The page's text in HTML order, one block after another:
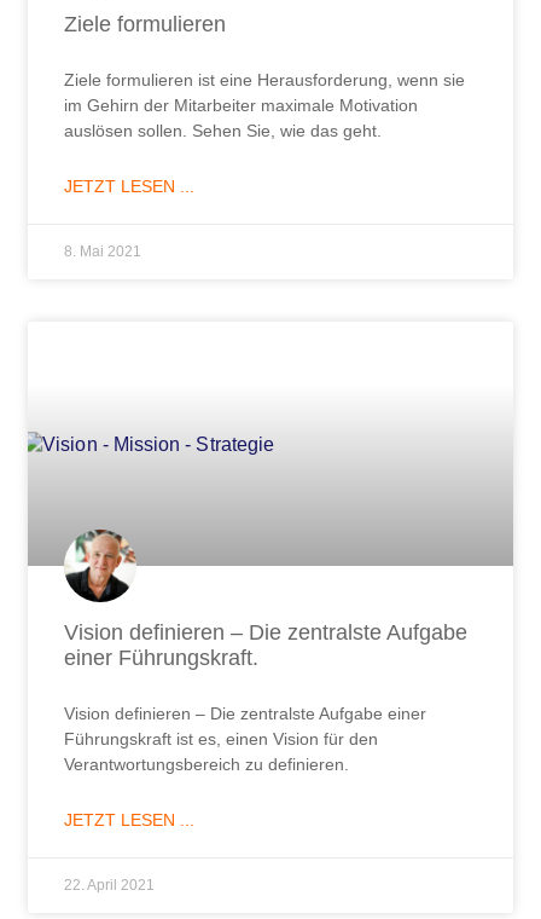
Ziele formulieren
Ziele formulieren ist eine Herausforderung, wenn sie
im Gehirn der Mitarbeiter maximale Motivation
auslösen sollen. Sehen Sie, wie das geht.
JETZT LESEN ...
8. Mai 2021
Vision definieren – Die zentralste Aufgabe
einer Führungskraft.
Vision definieren – Die zentralste Aufgabe einer
Führungskraft ist es, einen Vision für den
Verantwortungsbereich zu definieren.
JETZT LESEN ...
22. April 2021